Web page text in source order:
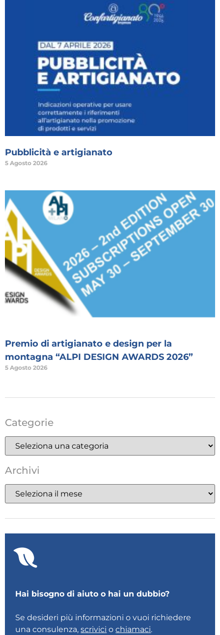
Pubblicità e artigianato
5 Agosto 2026
Premio di artigianato e design per la
montagna “ALPI DESIGN AWARDS 2026”
5 Agosto 2026
Categorie
Archivi
Hai bisogno di aiuto o hai un dubbio?
Se desideri più informazioni o vuoi richiedere
una consulenza,scrivici ochiamaci.